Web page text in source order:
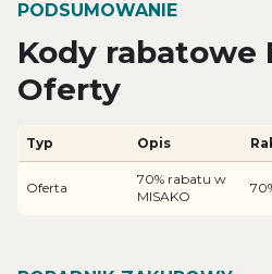
PODSUMOWANIE
Kody rabatowe
Oferty
Typ Opis
Oferta
70% rabatu w
MISAKO